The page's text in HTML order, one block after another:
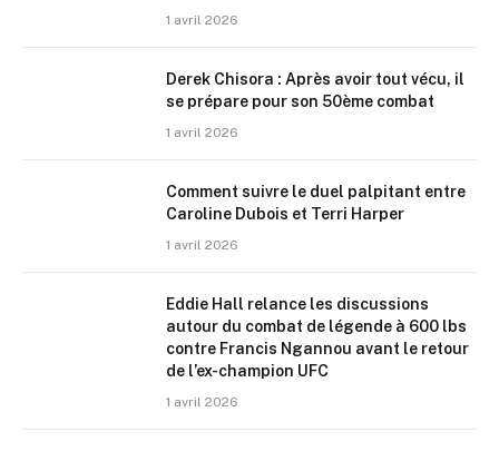
1 avril 2026
Derek Chisora : Après avoir tout vécu, il
se prépare pour son 50ème combat
1 avril 2026
Comment suivre le duel palpitant entre
Caroline Dubois et Terri Harper
1 avril 2026
Eddie Hall relance les discussions
autour du combat de légende à 600 lbs
contre Francis Ngannou avant le retour
de l’ex-champion UFC
1 avril 2026